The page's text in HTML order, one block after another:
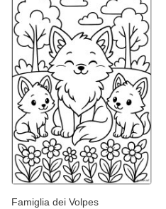
Famiglia dei Volpes